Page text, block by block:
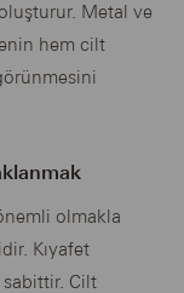
Metal ve
hem cilt
olmakla
Kıyafet
Cilt